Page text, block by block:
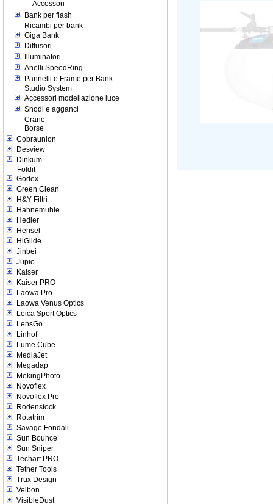
Accessori
Bank per flash
Ricambi per bank
Giga Bank
Diffusori
Illuminatori
Anelli SpeedRing
Pannelli e Frame per Bank
Studio System
Accessori modellazione luce
Snodi e agganci
Crane
Borse
Cobraunion
Desview
Dinkum
Foldit
Godox
Green Clean
H&Y Filtri
Hahnemuhle
Hedler
Hensel
HiGlide
Jinbei
Jupio
Kaiser
Kaiser PRO
Laowa Pro
Laowa Venus Optics
Leica Sport Optics
LensGo
Linhof
Lume Cube
MediaJet
Megadap
MekingPhoto
Novoflex
Novoflex Pro
Rodenstock
Rotatrim
Savage Fondali
Sun Bounce
Sun Sniper
Techart PRO
Tether Tools
Trux Design
Velbon
VisibleDust